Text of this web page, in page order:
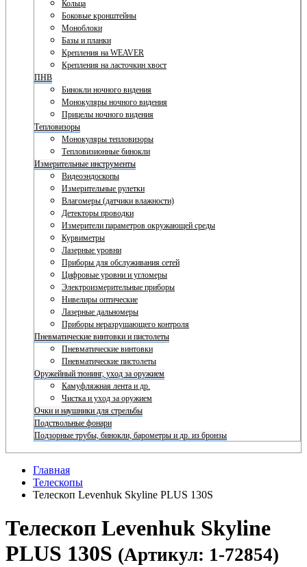
Кольца
Боковые кронштейны
Моноблоки
Базы и планки
Крепления на WEAVER
Крепления на ласточкин хвост
ПНВ
Бинокли ночного видения
Монокуляры ночного видения
Прицелы ночного видения
Тепловизоры
Монокуляры тепловизоры
Тепловизионные бинокли
Измерительные инструменты
Видеоэндоскопы
Измерительные рулетки
Влагомеры (датчики влажности)
Детекторы проводки
Измерители параметров окружающей среды
Курвиметры
Лазерные уровни
Приборы для обслуживания сетей
Цифровые уровни и угломеры
Электроизмерительные приборы
Нивелиры оптические
Лазерные дальномеры
Приборы неразрушающего контроля
Пневматические винтовки и пистолеты
Пневматические винтовки
Пневматические пистолеты
Оружейный тюнинг, уход за оружием
Камуфляжная лента и др.
Чистка и уход за оружием
Очки и наушники для стрельбы
Подствольные фонари
Подзорные трубы, бинокли, барометры и др. из бронзы
Главная
Телескопы
Телескоп Levenhuk Skyline PLUS 130S
Телескоп Levenhuk Skyline
PLUS 130S (Артикул: 1-72854)